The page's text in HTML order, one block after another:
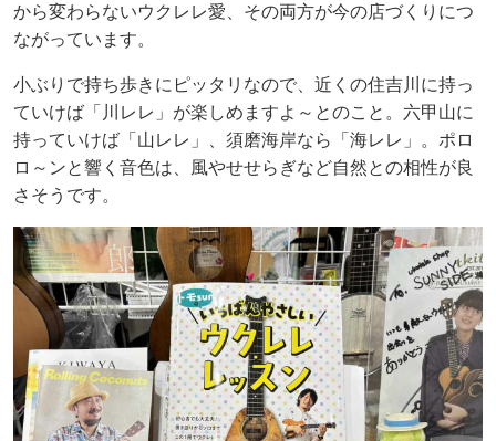
から変わらないウクレレ愛、その両方が今の店づくりにつ
ながっています。
小ぶりで持ち歩きにピッタリなので、近くの住吉川に持っ
ていけば「川レレ」が楽しめますよ～とのこと。六甲山に
持っていけば「山レレ」、須磨海岸なら「海レレ」。ポロ
ロ～ンと響く音色は、風やせせらぎなど自然との相性が良
さそうです。